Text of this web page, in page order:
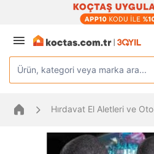
Ürün, kategori veya marka ara...
Hırdavat El Aletleri ve Oto